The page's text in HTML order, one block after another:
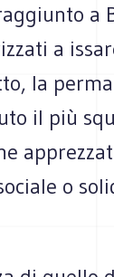
a
a
la
il più
o